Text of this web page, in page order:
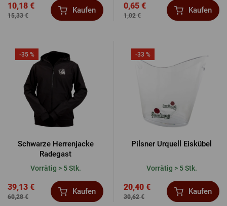
15,33 €
10,18 € Kaufen
1,02 €
0,65 € Kaufen
-35 %
Schwarze Herrenjacke
Radegast
Vorrätig > 5 Stk.
60,28 €
39,13 € Kaufen
-33 %
Pilsner Urquell Eiskübel
Vorrätig > 5 Stk.
30,62 €
20,40 € Kaufen